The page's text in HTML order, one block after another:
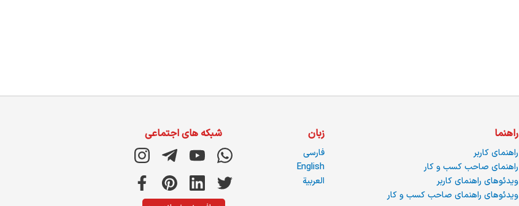
راهنما
راهنمای کاربر
راهنمای صاحب کسب و کار
ویدئوهای راهنمای کاربر
ویدئوهای راهنمای صاحب کسب و کار
زبان
فارسی
English
العربية
شبکه های اجتماعی